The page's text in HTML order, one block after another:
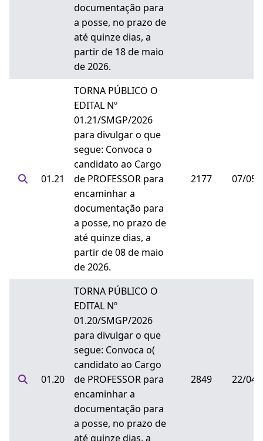
documentação para
a posse, no prazo de
até quinze dias, a
partir de 18 de maio
de 2026.
01.21
TORNA PÚBLICO O
EDITAL Nº
01.21/SMGP/2026
para divulgar o que
segue: Convoca o
candidato ao Cargo
de PROFESSOR para
encaminhar a
documentação para
a posse, no prazo de
até quinze dias, a
partir de 08 de maio
de 2026.
2177 07/05/
01.20
TORNA PÚBLICO O
EDITAL Nº
01.20/SMGP/2026
para divulgar o que
segue: Convoca o(
candidato ao Cargo
de PROFESSOR para
encaminhar a
documentação para
a posse, no prazo de
até quinze dias, a
2849 22/04/